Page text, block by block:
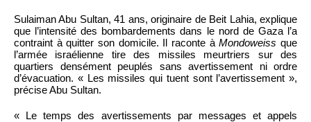
Sulaiman Abu Sultan, 41 ans, originaire de Beit Lahia, explique
que l’intensité des bombardements dans le nord de Gaza l’a
contraint à quitter son domicile. Il raconte àMondoweiss que
l’armée israélienne tire des missiles meurtriers sur des
quartiers densément peuplés sans avertissement ni ordre
d’évacuation. « Les missiles qui tuent sont l’avertissement »,
précise Abu Sultan.
« Le temps des avertissements par messages et appels